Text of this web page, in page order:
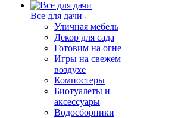
Все для дачи
Уличная мебель
Декор для сада
Готовим на огне
Игры на свежем
воздухе
Компостеры
Биотуалеты и
аксессуары
Водосборники